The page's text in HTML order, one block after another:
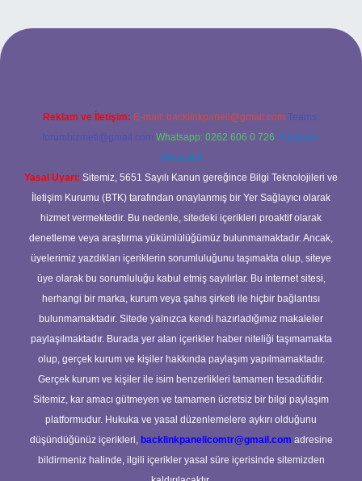
bahis
Reklam ve İletişim: E-mail: backlinkpaneli@gmail.com Teams:
forumhizmeti@gmail.com Whatsapp: 0262 606 0 726 Telegram:
@karabul
Yasal Uyarı: Sitemiz, 5651 Sayılı Kanun gereğince Bilgi Teknolojileri ve
İletişim Kurumu (BTK) tarafından onaylanmış bir Yer Sağlayıcı olarak
hizmet vermektedir. Bu nedenle, sitedeki içerikleri proaktif olarak
denetleme veya araştırma yükümlülüğümüz bulunmamaktadır. Ancak,
üyelerimiz yazdıkları içeriklerin sorumluluğunu taşımakta olup, siteye
üye olarak bu sorumluluğu kabul etmiş sayılırlar. Bu internet sitesi,
herhangi bir marka, kurum veya şahıs şirketi ile hiçbir bağlantısı
bulunmamaktadır. Sitede yalnızca kendi hazırladığımız makaleler
paylaşılmaktadır. Burada yer alan içerikler haber niteliği taşımamakta
olup, gerçek kurum ve kişiler hakkında paylaşım yapılmamaktadır.
Gerçek kurum ve kişiler ile isim benzerlikleri tamamen tesadüfidir.
Sitemiz, kar amacı gütmeyen ve tamamen ücretsiz bir bilgi paylaşım
platformudur. Hukuka ve yasal düzenlemelere aykırı olduğunu
düşündüğünüz içerikleri, backlinkpanelicomtr@gmail.com adresine
bildirmeniz halinde, ilgili içerikler yasal süre içerisinde sitemizden